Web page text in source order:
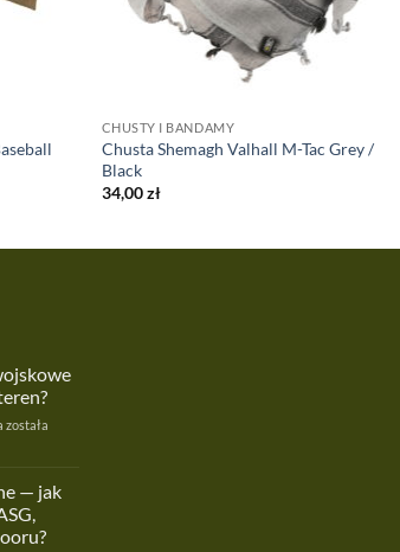
CHUSTY I BANDAMY
Chusta Shemagh Valhall M-Tac Grey /
Black
34,00zł
Buty
wojskowe
—
jakie
wybrać
została
— jak